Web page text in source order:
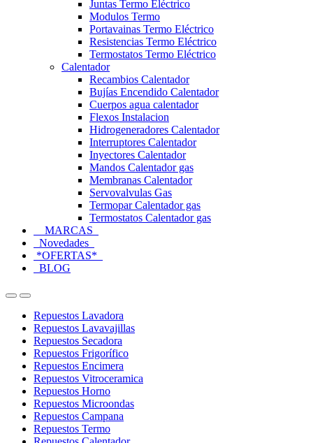
Juntas Termo Eléctrico
Modulos Termo
Portavainas Termo Eléctrico
Resistencias Termo Eléctrico
Termostatos Termo Eléctrico
Calentador
Recambios Calentador
Bujías Encendido Calentador
Cuerpos agua calentador
Flexos Instalacion
Hidrogeneradores Calentador
Interruptores Calentador
Inyectores Calentador
Mandos Calentador gas
Membranas Calentador
Servovalvulas Gas
Termopar Calentador gas
Termostatos Calentador gas
MARCAS
Novedades
*OFERTAS*
BLOG
OpenClose
Repuestos Lavadora
Repuestos Lavavajillas
Repuestos Secadora
Repuestos Frigorífico
Repuestos Encimera
Repuestos Vitroceramica
Repuestos Horno
Repuestos Microondas
Repuestos Campana
Repuestos Termo